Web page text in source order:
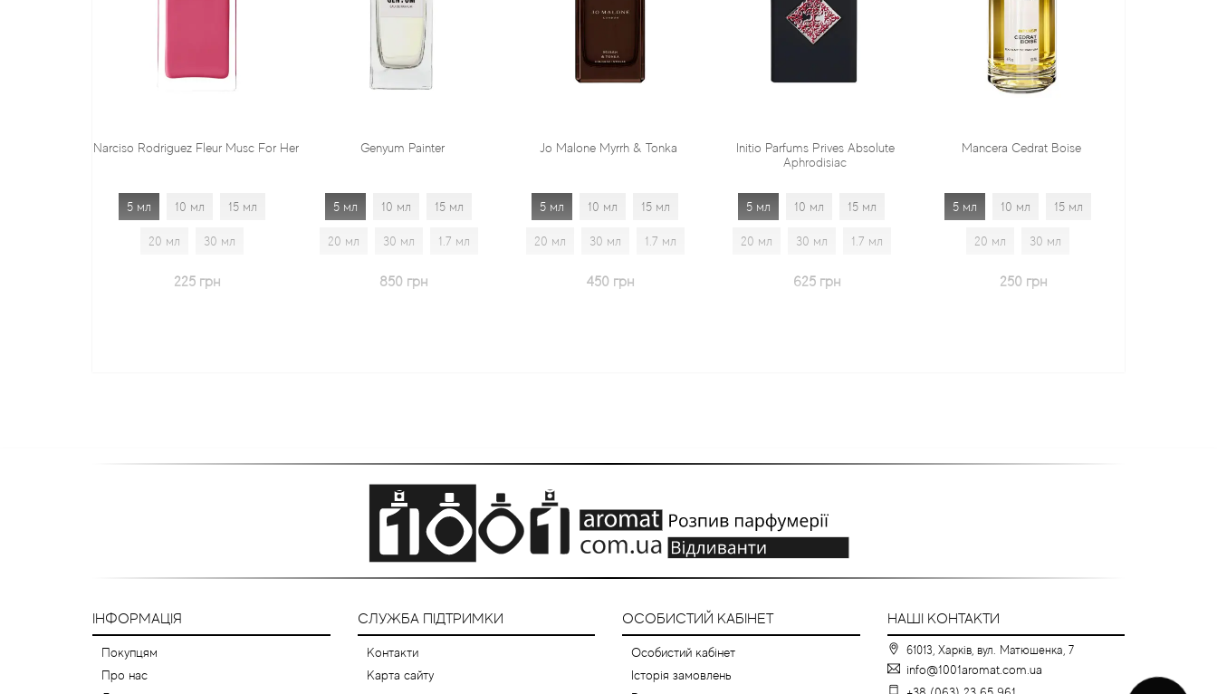
Narciso Rodriguez Fleur Musc For Her
15 мл
Genyum Painter
5 мл 15 мл
1.7 мл
Jo Malone Myrrh & Tonka
5 мл 15 мл
20 мл 1.7 мл
Initio Parfums Prives Absolute
5 мл 15 мл
20 мл 1.7 мл
Mancera Cedrat Boise
5 мл 15 мл 5 мл
ІНФОРМАЦІЯ
Покупцям
Про нас
СЛУЖБА ПІДТРИМКИ
Контакти
Карта сайту
ОСОБИСТИЙ КАБІНЕТ
Особистий кабінет
Історія замовлень
НАШІ КОНТАКТИ
61013, Харків, вул. Матюшенка, 7
info@1001aromat.com.ua